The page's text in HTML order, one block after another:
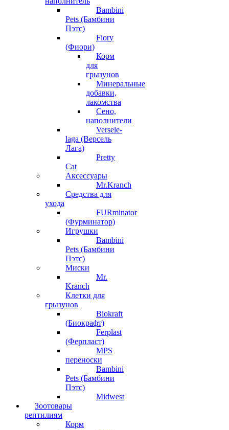
Bambini
Pets (Бамбини
Пэтс)
Fiory
(Фиори)
Корм
для
грызунов
Минеральные
добавки,
лакомства
Сено,
наполнители
Versele-
laga (Версель
Лага)
Pretty
Cat
Аксессуары
Mr.Kranch
Средства для
ухода
FURminator
(Фурминатор)
Игрушки
Bambini
Pets (Бамбини
Пэтс)
Миски
Mr.
Kranch
Клетки для
грызунов
Biokraft
(Биокрафт)
Ferplast
(Ферпласт)
MPS
переноски
Bambini
Pets (Бамбини
Пэтс)
Midwest
Зоотовары
рептилиям
Корм